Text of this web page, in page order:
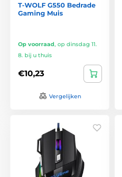
T-WOLF G550 Bedrade
Gaming Muis
Op voorraad, op dinsdag 11.
8. bij u thuis
€10,23
Vergelijken